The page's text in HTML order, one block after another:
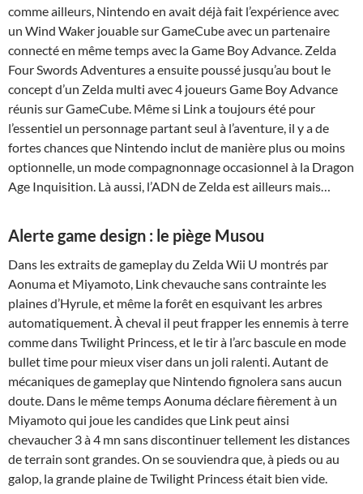
comme ailleurs, Nintendo en avait déjà fait l’expérience avec
un Wind Waker jouable sur GameCube avec un partenaire
connecté en même temps avec la Game Boy Advance. Zelda
Four Swords Adventures a ensuite poussé jusqu’au bout le
concept d’un Zelda multi avec 4 joueurs Game Boy Advance
réunis sur GameCube. Même si Link a toujours été pour
l’essentiel un personnage partant seul à l’aventure, il y a de
fortes chances que Nintendo inclut de manière plus ou moins
optionnelle, un mode compagnonnage occasionnel à la Dragon
Age Inquisition. Là aussi, l’ADN de Zelda est ailleurs mais…
Alerte game design : le piège Musou
Dans les extraits de gameplay du Zelda Wii U montrés par
Aonuma et Miyamoto, Link chevauche sans contrainte les
plaines d’Hyrule, et même la forêt en esquivant les arbres
automatiquement. À cheval il peut frapper les ennemis à terre
comme dans Twilight Princess, et le tir à l’arc bascule en mode
bullet time pour mieux viser dans un joli ralenti. Autant de
mécaniques de gameplay que Nintendo fignolera sans aucun
doute. Dans le même temps Aonuma déclare fièrement à un
Miyamoto qui joue les candides que Link peut ainsi
chevaucher 3 à 4 mn sans discontinuer tellement les distances
de terrain sont grandes. On se souviendra que, à pieds ou au
galop, la grande plaine de Twilight Princess était bien vide.